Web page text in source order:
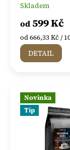
Průměrné
produktu
je
5,0
5
Skladem
od 599 Kč
Měrná
cena:
od 666,33 Kč /
DETAIL
Novinka
Tip